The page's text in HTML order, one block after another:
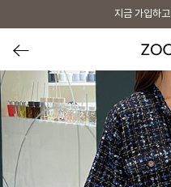
지금 가입하고